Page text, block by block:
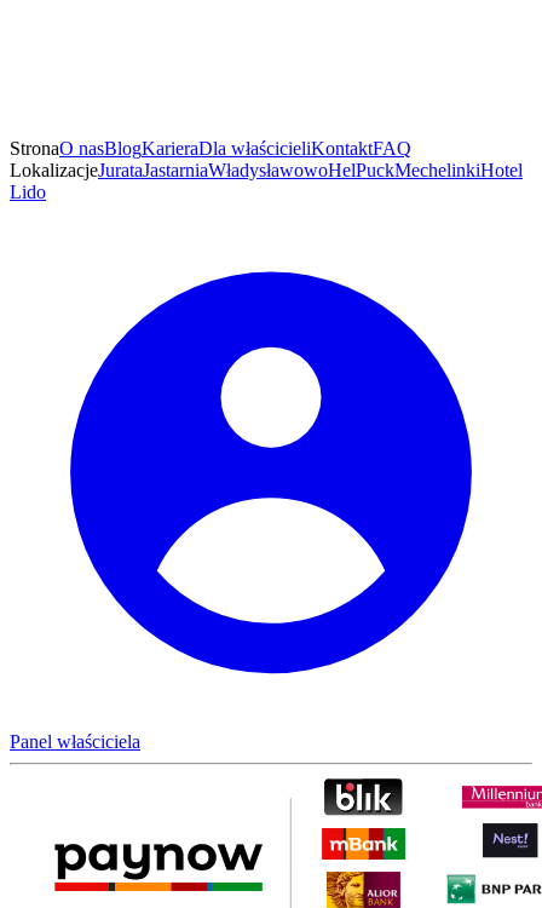
StronaO nasBlogKarieraDla właścicieliKontaktFAQ
LokalizacjeJurataJastarniaWładysławowoHelPuckMechelinkiHotel
Lido
Panel właściciela